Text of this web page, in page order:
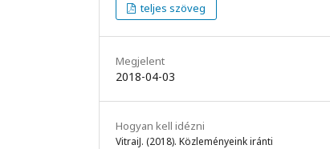
teljes szöveg
Megjelent
2018-04-03
Hogyan kell idézni
VitraiJ. (2018). Közleményeink iránti